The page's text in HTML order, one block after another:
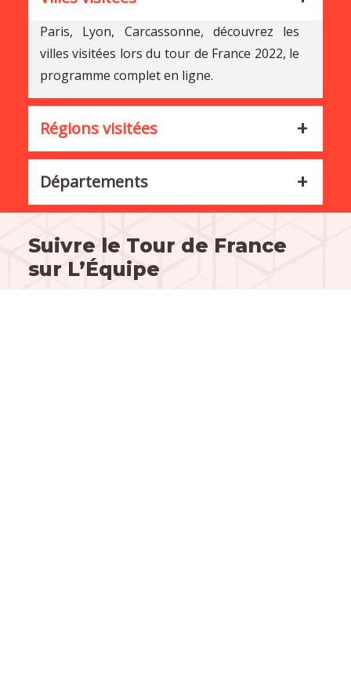
Paris, Lyon, Carcassonne, découvrez les
villes visitées lors du tour de France 2022, le
programme complet en ligne.
Régions visitées
Départements
Suivre le Tour de France
sur L’Équipe